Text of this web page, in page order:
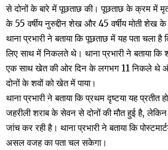
से दोनों के बारे में पूछताछ की। पूछताछ के क्रम में
के 55 वर्षीय नुरुद्दीन शेख और 45 वर्षीय मोती शेख
थाना प्रभारी ने बताया कि पूछताछ में यह पता चला है
लिए साथ में निकलते थे। थाना प्रभारी ने बताया कि
एक साथ खेत की ओर दिन के लगभग 11 निकले थे
दोनों के शवों को खेत में पाया।
थाना प्रभारी ने बताया कि प्रथम दृष्टया यह प्रतीत
जहरीली शराब के सेवन से दोनों की मौत हुई है,
जांच कर रही है। थाना प्रभारी ने बताया कि
असल वजह का पता चल सकेगा।